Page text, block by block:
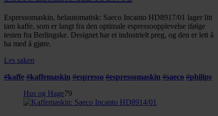
Espressomaskin, helautomatisk: Saeco Incanto HD8917/01 lager litt
tam kaffe, som er langt fra den optimale espressoopplevelse ifølge
testen fra Berlingske. Designet har et industrielt preg, og den er lett å
ha med å gjøre.
Les saken
#kaffe #kaffemaskin #espresso #espressomaskin #saeco #philips
Hus og Hage79